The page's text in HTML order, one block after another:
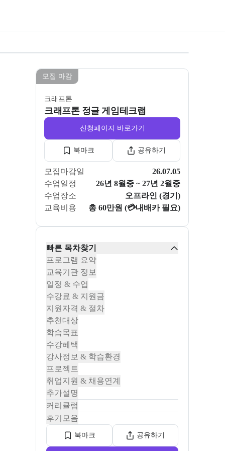
모든 사진 보기
모집 마감
크래프톤
크래프톤 정글 게임테크랩
신청페이지 바로가기
북마크 공유하기
모집마감일
26.07.05
수업일정
26년 8월중 ~ 27년 2월중
수업장소
오프라인 (경기)
교육비용
총 60만원 (💳내배카 필요)
빠른 목차찾기
프로그램 요약
교육기관 정보
일정 & 수업
수강료 & 지원금
지원자격 & 절차
추천대상
학습목표
수강혜택
강사정보 & 학습환경
프로젝트
취업지원 & 채용연계
추가설명
커리큘럼
후기모음
북마크 공유하기